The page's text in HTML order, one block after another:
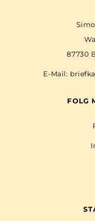
87730
E-Mail:
FOLG